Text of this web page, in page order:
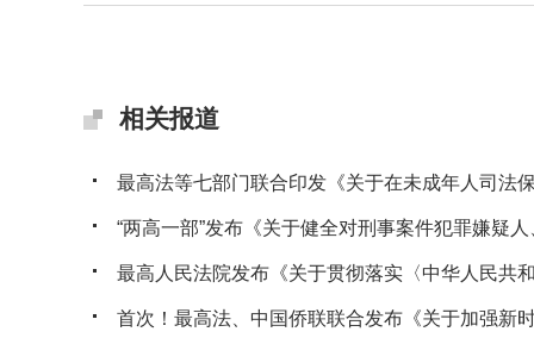
相关报道
最高法等七部门联合印发《关于在未成年人司法
“两高一部”发布《关于健全对刑事案件犯罪嫌疑
最高人民法院发布《关于贯彻落实〈中华人民共
首次！最高法、中国侨联联合发布《关于加强新